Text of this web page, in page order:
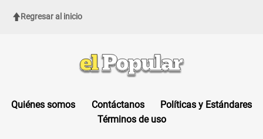
Regresar al inicio
Quiénes somos Contáctanos
Políticas y Estándares
Términos de uso